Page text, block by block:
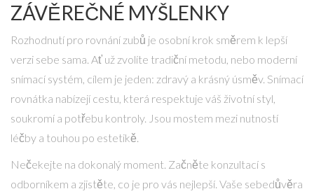
ZÁVĚREČNÉ MYŠLENKY
Rozhodnutí pro rovnání zubů je osobní krok směrem k lepší
verzi sebe sama. Ať už zvolíte tradiční metodu, nebo moderní
snímací systém, cílem je jeden: zdravý a krásný úsměv. Snímací
rovnátka nabízejí cestu, která respektuje váš životní styl,
soukromí a potřebu kontroly. Jsou mostem mezi nutností
léčby a touhou po estetikě.
Nečekejte na dokonalý moment. Začněte konzultací s
odborníkem a zjistěte, co je pro vás nejlepší. Vaše sebedůvěra